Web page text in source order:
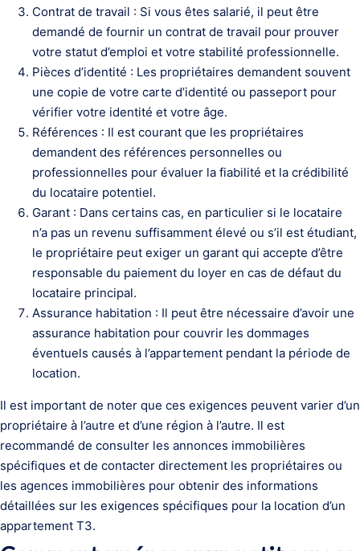
Contrat de travail : Si vous êtes salarié, il peut être
demandé de fournir un contrat de travail pour prouver
votre statut d’emploi et votre stabilité professionnelle.
Pièces d’identité : Les propriétaires demandent souvent
une copie de votre carte d’identité ou passeport pour
vérifier votre identité et votre âge.
Références : Il est courant que les propriétaires
demandent des références personnelles ou
professionnelles pour évaluer la fiabilité et la crédibilité
du locataire potentiel.
Garant : Dans certains cas, en particulier si le locataire
n’a pas un revenu suffisamment élevé ou s’il est étudiant,
le propriétaire peut exiger un garant qui accepte d’être
responsable du paiement du loyer en cas de défaut du
locataire principal.
Assurance habitation : Il peut être nécessaire d’avoir une
assurance habitation pour couvrir les dommages
éventuels causés à l’appartement pendant la période de
location.
Il est important de noter que ces exigences peuvent varier d’un
propriétaire à l’autre et d’une région à l’autre. Il est
recommandé de consulter les annonces immobilières
spécifiques et de contacter directement les propriétaires ou
les agences immobilières pour obtenir des informations
détaillées sur les exigences spécifiques pour la location d’un
appartement T3.